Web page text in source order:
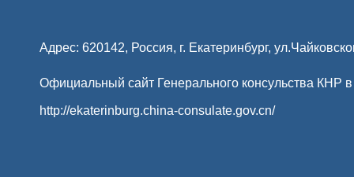
Адрес: 620142, Россия, г. Екатеринбург,
Официальный сайт Генерального консульства КНР в
http://ekaterinburg.china-consulate.gov.cn/